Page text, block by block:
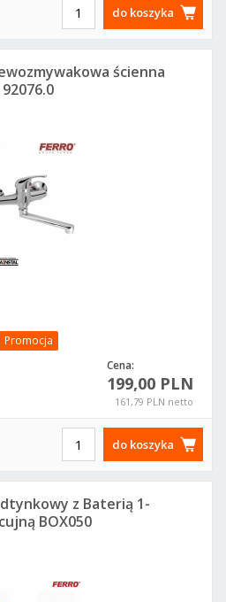
do koszyka
Promocja
Cena:
199,00 PLN
161,79 PLN netto
ścienna
92076.0
do koszyka
z Baterią 1-
BOX050